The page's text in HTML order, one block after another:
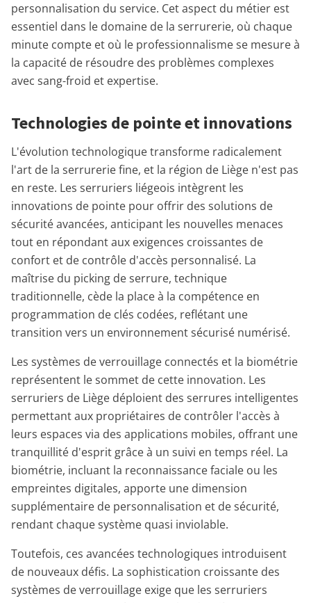
personnalisation du service. Cet aspect du métier est
essentiel dans le domaine de la serrurerie, où chaque
minute compte et où le professionnalisme se mesure à
la capacité de résoudre des problèmes complexes
avec sang-froid et expertise.
Technologies de pointe et innovations
L'évolution technologique transforme radicalement
l'art de la serrurerie fine, et la région de Liège n'est pas
en reste. Les serruriers liégeois intègrent les
innovations de pointe pour offrir des solutions de
sécurité avancées, anticipant les nouvelles menaces
tout en répondant aux exigences croissantes de
confort et de contrôle d'accès personnalisé. La
maîtrise du picking de serrure, technique
traditionnelle, cède la place à la compétence en
programmation de clés codées, reflétant une
transition vers un environnement sécurisé numérisé.
Les systèmes de verrouillage connectés et la biométrie
représentent le sommet de cette innovation. Les
serruriers de Liège déploient des serrures intelligentes
permettant aux propriétaires de contrôler l'accès à
leurs espaces via des applications mobiles, offrant une
tranquillité d'esprit grâce à un suivi en temps réel. La
biométrie, incluant la reconnaissance faciale ou les
empreintes digitales, apporte une dimension
supplémentaire de personnalisation et de sécurité,
rendant chaque système quasi inviolable.
Toutefois, ces avancées technologiques introduisent
de nouveaux défis. La sophistication croissante des
systèmes de verrouillage exige que les serruriers